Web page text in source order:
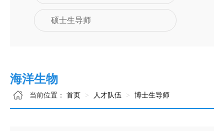
硕士生导师
海洋生物
当前位置： 首页 人才队伍 博士生导师